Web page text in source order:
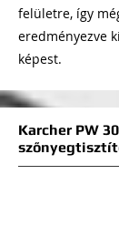
felületre, így
eredményezve
képest.
Karcher PW